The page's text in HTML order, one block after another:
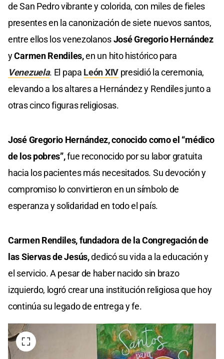
de San Pedro vibrante y colorida, con miles de fieles
presentes en la canonización de siete nuevos santos,
entre ellos los venezolanosJosé Gregorio Hernández
yCarmen Rendiles,en un hito histórico para
Venezuela. El papa León XIVpresidió la ceremonia,
elevando a los altares a Hernández y Rendiles junto a
otras cinco figuras religiosas.
José Gregorio Hernández, conocido como el “médico
de los pobres”,fue reconocido por su labor gratuita
hacia los pacientes más necesitados. Su devoción y
compromiso lo convirtieron en un símbolo de
esperanza y solidaridad en todo el país.
Carmen Rendiles, fundadora de la Congregación de
las Siervas de Jesús,dedicó su vida a la educación y
el servicio. A pesar de haber nacido sin brazo
izquierdo, logró crear una institución religiosa que hoy
continúa su legado de entrega y fe.